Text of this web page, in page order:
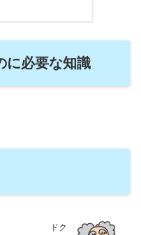
に必要な知識
ドク